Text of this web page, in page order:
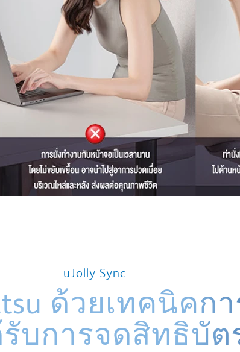
uJolly Sync
ด้วยเทคนิคก
บการจดสิทธิบัต